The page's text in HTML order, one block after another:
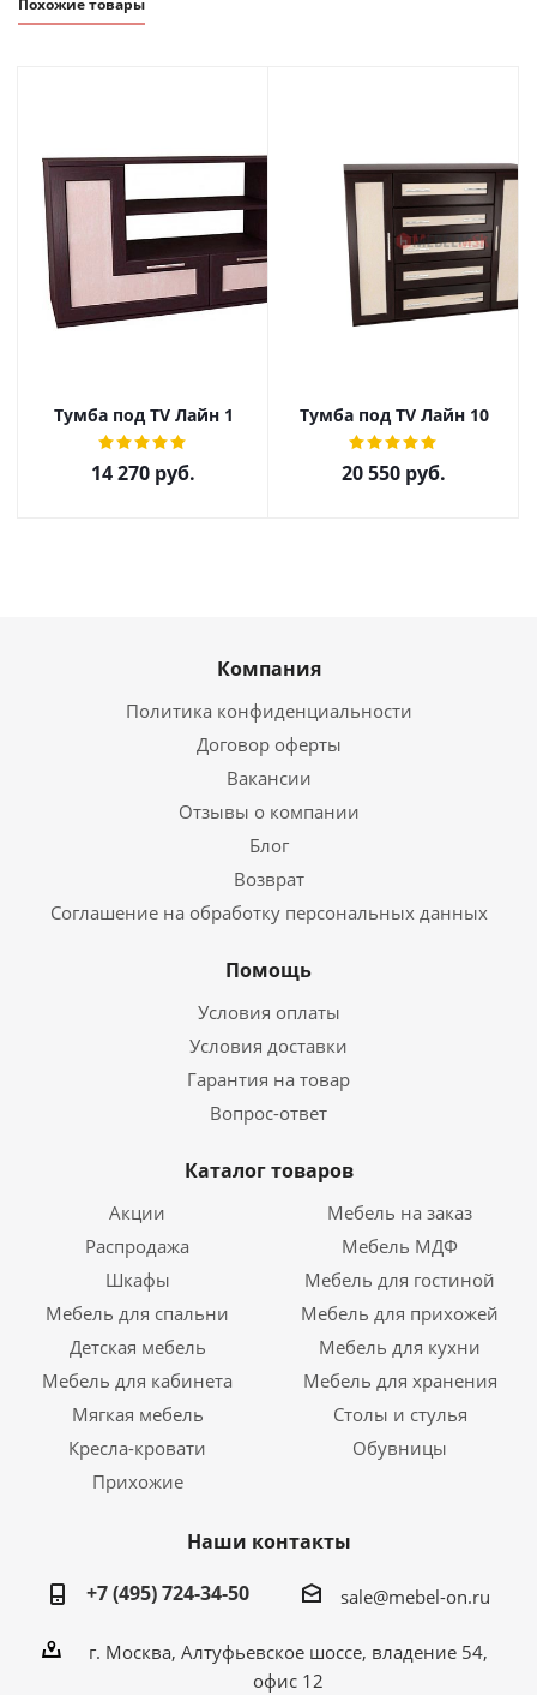
Похожие товары
Тумба под ТV Лайн 1
14 270 руб.
Тумба под ТV Лайн 10
20 550 руб.
Компания
Политика конфиденциальности
Договор оферты
Вакансии
Отзывы о компании
Блог
Возврат
Соглашение на обработку персональных данных
Помощь
Условия оплаты
Условия доставки
Гарантия на товар
Вопрос-ответ
Каталог товаров
Акции
Мебель на заказ
Распродажа
Мебель МДФ
Шкафы
Мебель для гостиной
Мебель для спальни
Мебель для прихожей
Детская мебель
Мебель для кухни
Мебель для кабинета
Мебель для хранения
Мягкая мебель
Столы и стулья
Кресла-кровати
Обувницы
Прихожие
Наши контакты
+7 (495) 724-34-50
sale@mebel-on.ru
г. Москва, Алтуфьевское шоссе, владение 54,
офис 12